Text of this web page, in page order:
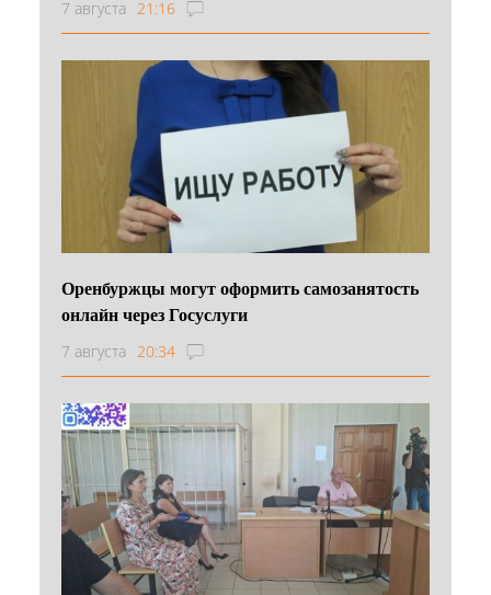
7 августа 21:16
Оренбуржцы могут оформить самозанятость
онлайн через Госуслуги
7 августа 20:34